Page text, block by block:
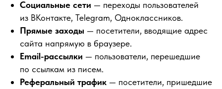
Социальные сети — переходы пользователей
из ВКонтакте, Telegram, Одноклассников.
Прямые заходы — посетители, вводящие адрес
сайта напрямую в браузере.
Email-рассылки — пользователи, перешедшие
по ссылкам из писем.
Реферальный трафик — посетители, пришедшие